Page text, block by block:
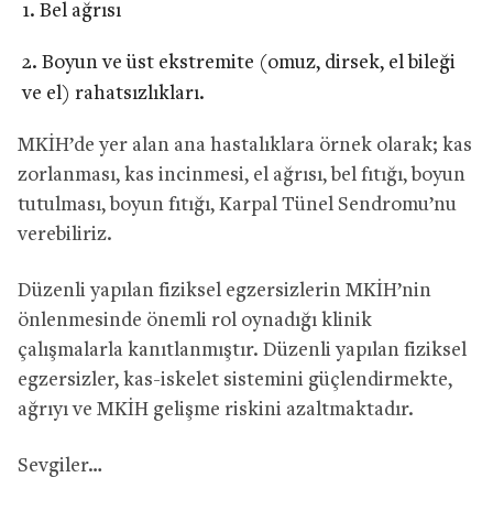
Bel ağrısı
Boyun ve üst ekstremite (omuz, dirsek, el bileği
ve el) rahatsızlıkları.
MKİH’de yer alan ana hastalıklara örnek olarak; kas
zorlanması, kas incinmesi, el ağrısı, bel fıtığı, boyun
tutulması, boyun fıtığı, Karpal Tünel Sendromu’nu
verebiliriz.
Düzenli yapılan fiziksel egzersizlerin MKİH’nin
önlenmesinde önemli rol oynadığı klinik
çalışmalarla kanıtlanmıştır. Düzenli yapılan fiziksel
egzersizler, kas-iskelet sistemini güçlendirmekte,
ağrıyı ve MKİH gelişme riskini azaltmaktadır.
Sevgiler…